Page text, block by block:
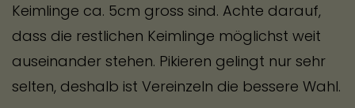
Keimlinge ca. 5cm gross sind. Achte darauf,
dass die restlichen Keimlinge möglichst weit
auseinander stehen. Pikieren gelingt nur sehr
selten, deshalb ist Vereinzeln die bessere Wahl.